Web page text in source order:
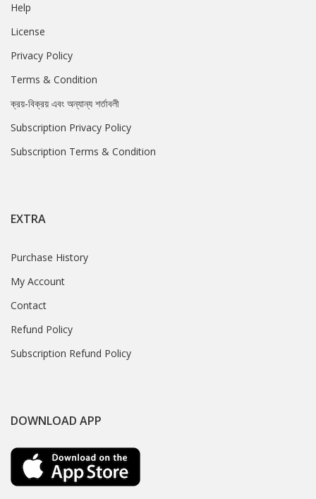
Help
License
Privacy Policy
Terms & Condition
ক্রয়-বিক্রয় এবং অন্যান্য শর্তাবলী
Subscription Privacy Policy
Subscription Terms & Condition
EXTRA
Purchase History
My Account
Contact
Refund Policy
Subscription Refund Policy
DOWNLOAD APP